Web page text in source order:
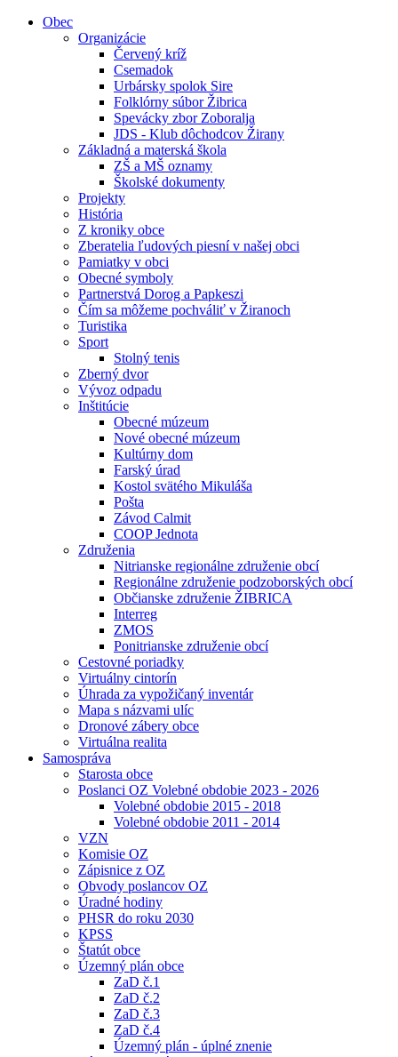
Obec
Organizácie
Červený kríž
Csemadok
Urbársky spolok Sire
Folklórny súbor Žibrica
Spevácky zbor Zoboralja
JDS - Klub dôchodcov Žirany
Základná a materská škola
ZŠ a MŠ oznamy
Školské dokumenty
Projekty
História
Z kroniky obce
Zberatelia ľudových piesní v našej obci
Pamiatky v obci
Obecné symboly
Partnerstvá Dorog a Papkeszi
Čím sa môžeme pochváliť v Žiranoch
Turistika
Sport
Stolný tenis
Zberný dvor
Vývoz odpadu
Inštitúcie
Obecné múzeum
Nové obecné múzeum
Kultúrny dom
Farský úrad
Kostol svätého Mikuláša
Pošta
Závod Calmit
COOP Jednota
Združenia
Nitrianske regionálne združenie obcí
Regionálne združenie podzoborských obcí
Občianske združenie ŽIBRICA
Interreg
ZMOS
Ponitrianske združenie obcí
Cestovné poriadky
Virtuálny cintorín
Úhrada za vypožičaný inventár
Mapa s názvami ulíc
Dronové zábery obce
Virtuálna realita
Samospráva
Starosta obce
Poslanci OZ Volebné obdobie 2023 - 2026
Volebné obdobie 2015 - 2018
Volebné obdobie 2011 - 2014
VZN
Komisie OZ
Zápisnice z OZ
Obvody poslancov OZ
Úradné hodiny
PHSR do roku 2030
KPSS
Štatút obce
Územný plán obce
ZaD č.1
ZaD č.2
ZaD č.3
ZaD č.4
Územný plán - úplné znenie